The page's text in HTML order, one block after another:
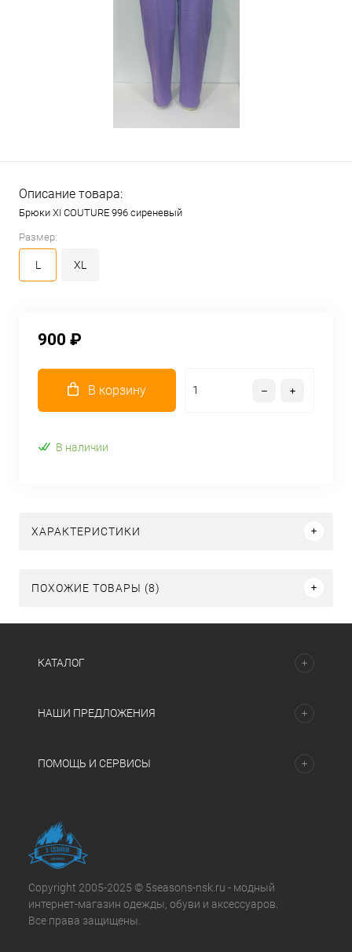
Описание товара:
Брюки XI COUTURE 996 сиреневый
Размер:
L XL
900 ₽
В корзину
В наличии
ХАРАКТЕРИСТИКИ
ПОХОЖИЕ ТОВАРЫ (8)
КАТАЛОГ
НАШИ ПРЕДЛОЖЕНИЯ
ПОМОЩЬ И СЕРВИСЫ
Copyright 2005-2025 © 5seasons-nsk.ru - модный
интернет-магазин одежды, обуви и аксессуаров.
Все права защищены.